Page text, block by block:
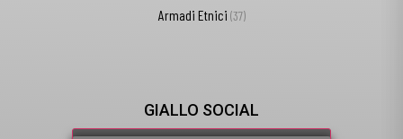
Armadi Etnici (37)
GIALLO SOCIAL